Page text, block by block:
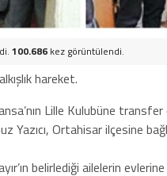
100.686 kez görüntülendi.
hareket.
Lille Kulubüne
Yazıcı, Ortahisar ilçesine
belirlediği ailelerin